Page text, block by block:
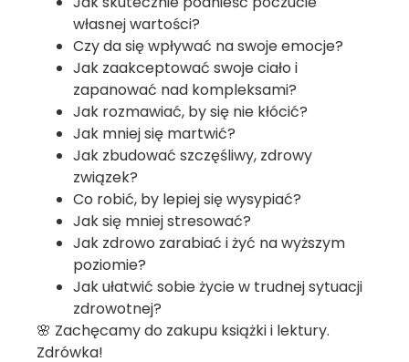
własnej wartości?
Czy da się wpływać na swoje emocje?
Jak zaakceptować swoje ciało i
zapanować nad kompleksami?
Jak rozmawiać, by się nie kłócić?
Jak mniej się martwić?
Jak zbudować szczęśliwy, zdrowy
związek?
Co robić, by lepiej się wysypiać?
Jak się mniej stresować?
Jak zdrowo zarabiać i żyć na wyższym
poziomie?
Jak ułatwić sobie życie w trudnej sytuacji
zdrowotnej?
🌸 Zachęcamy do zakupu książki i lektury.
Zdrówka!